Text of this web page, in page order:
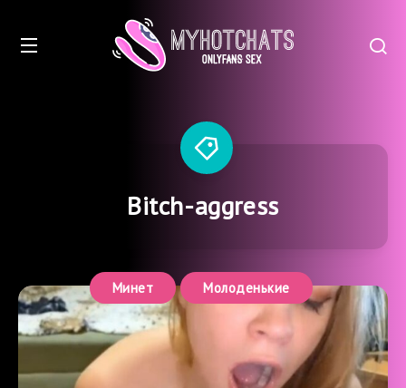
Bitch-aggress
Минет Молоденькие